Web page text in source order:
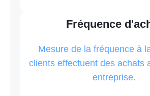
Fréquence
Mesure de la fréquence à
clients effectuent des achats
entreprise.